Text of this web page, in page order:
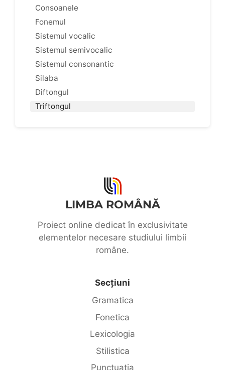
Consoanele
Fonemul
Sistemul vocalic
Sistemul semivocalic
Sistemul consonantic
Silaba
Diftongul
Triftongul
LIMBA ROMÂNĂ
Proiect online dedicat în exclusivitate
elementelor necesare studiului limbii
române.
Secțiuni
Gramatica
Fonetica
Lexicologia
Stilistica
Punctuația